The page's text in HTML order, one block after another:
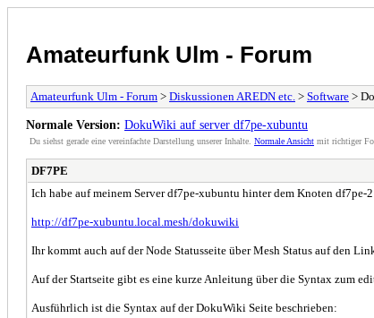
Amateurfunk Ulm - Forum
Amateurfunk Ulm - Forum > Diskussionen AREDN etc. > Software >
Normale Version: DokuWiki auf server df7pe-xubuntu
Du siehst gerade eine vereinfachte Darstellung unserer Inhalte. Normale Ansicht mit richtiger
DF7PE
Ich habe auf meinem Server df7pe-xubuntu hinter dem Knoten
http://df7pe-xubuntu.local.mesh/dokuwiki
Ihr kommt auch auf der Node Statusseite über Mesh Status auf den
Auf der Startseite gibt es eine kurze Anleitung über die Syntax zum
Ausführlich ist die Syntax auf der DokuWiki Seite beschrieben: